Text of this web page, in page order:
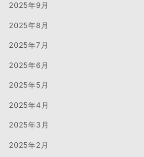
2025年9月
2025年8月
2025年7月
2025年6月
2025年5月
2025年4月
2025年3月
2025年2月